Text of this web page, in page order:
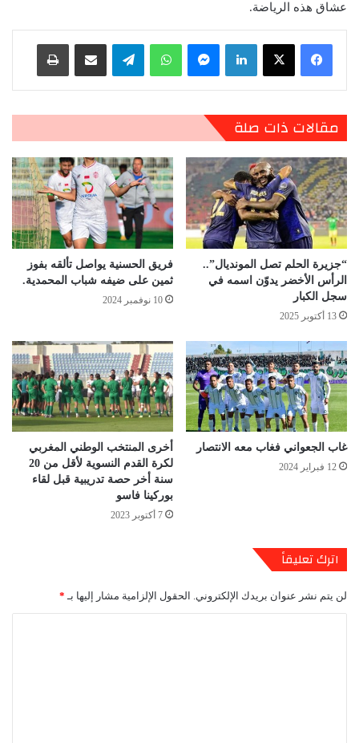
عشاق هذه الرياضة.
لينكدإن ماسنجر واتساب تيلقرام مشاركة عبر البريد طباعة
مقالات ذات صلة
“جزيرة الحلم تصل المونديال”..
الرأس الأخضر يدوّن اسمه في
سجل الكبار
13 أكتوبر 2025
فريق الحسنية يواصل تألقه بفوز
ثمين على ضيفه شباب المحمدية.
10 نوفمبر 2024
غاب الجعواني فغاب معه الانتصار
12 فبراير 2024
أخرى المنتخب الوطني المغربي
لكرة القدم النسوية لأقل من 20
سنة أخر حصة تدريبية قبل لقاء
بوركينا فاسو
7 أكتوبر 2023
اترك تعليقاً
لن يتم نشر عنوان بريدك الإلكتروني. الحقول الإلزامية مشار إليها بـ *